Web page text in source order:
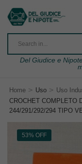
Del Giudice e
Home > Uso > Uso
CROCHET COMPLETO
244/291/292/294 TIPO
53% OFF